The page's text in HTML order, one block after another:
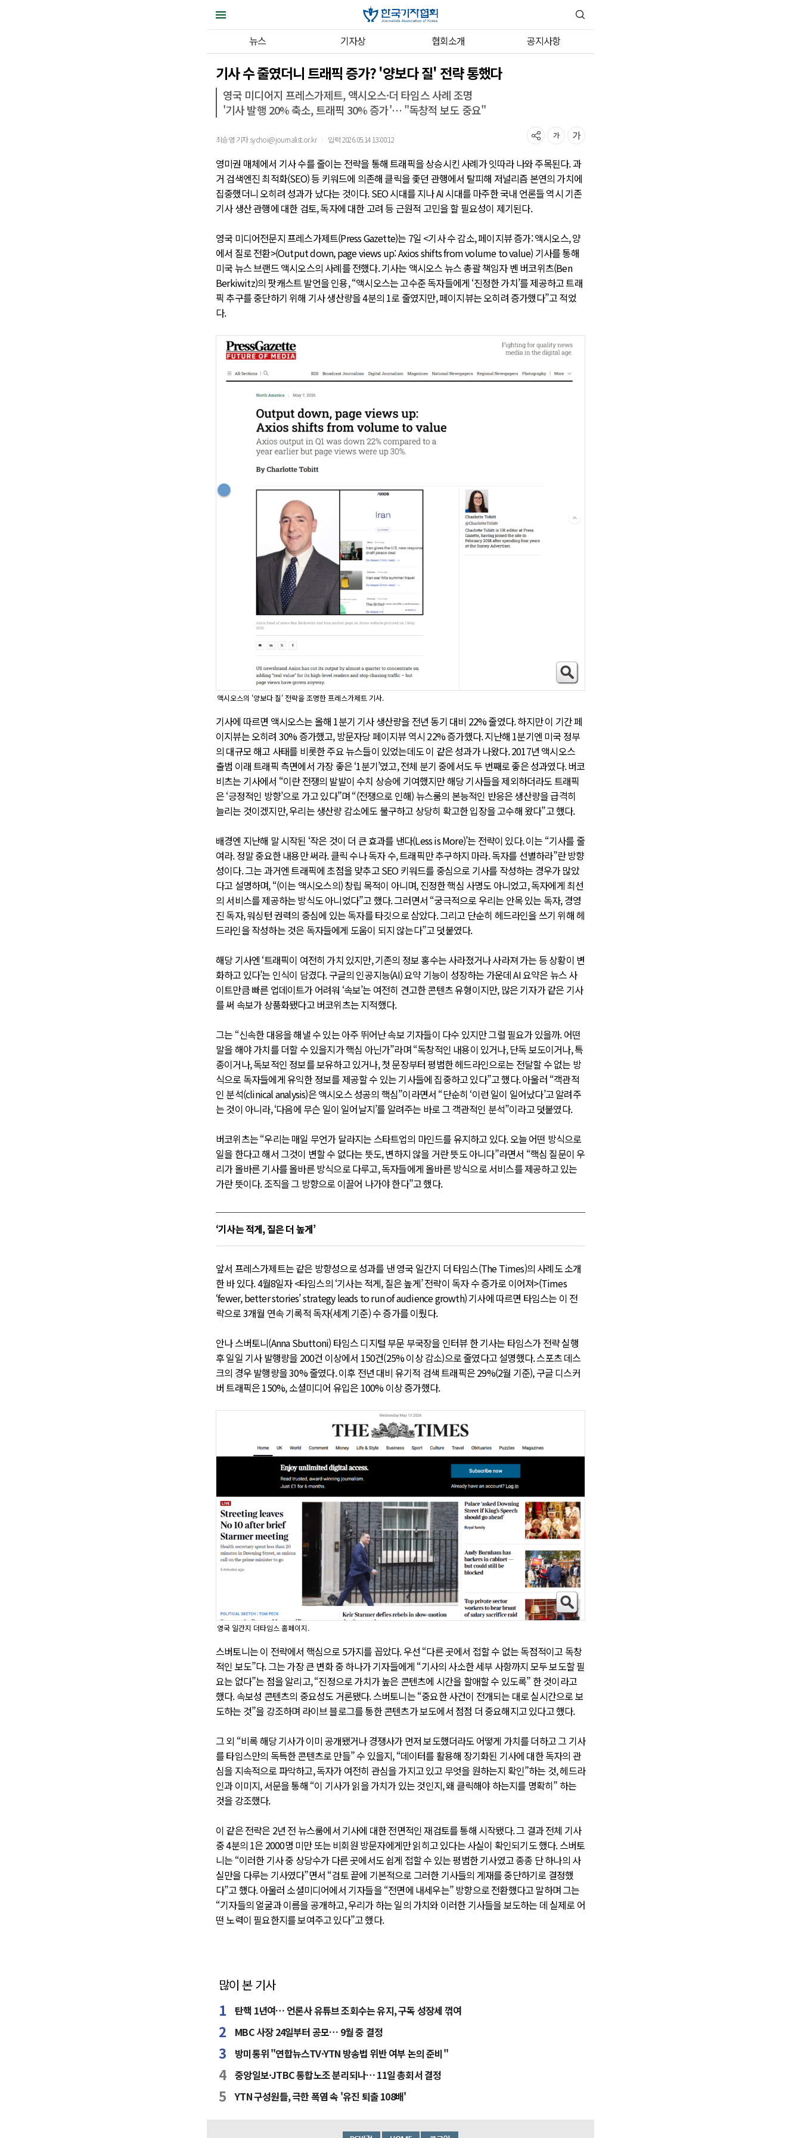
뉴스 기자상 협회소개 공지사항
기사 수 줄였더니 트래픽 증가? '양보다 질' 전략 통했다
영국 미디어지 프레스가제트, 액시오스·더 타임스 사례 조명
'기사 발행 20% 축소, 트래픽 30% 증가'… "독창적 보도 중요"
최승영 기자 sychoi@journalist.or.kr ｜ 입력 2026.05.14 13:00:12
영미권 매체에서 기사 수를 줄이는 전략을 통해 트래픽을 상승시킨 사례가 잇따라 나와 주목된다. 과
거 검색엔진 최적화(SEO) 등 키워드에 의존해 클릭을 좇던 관행에서 탈피해 저널리즘 본연의 가치에
집중했더니 오히려 성과가 났다는 것이다. SEO 시대를 지나 AI 시대를 마주한 국내 언론들 역시 기존
기사 생산 관행에 대한 검토, 독자에 대한 고려 등 근원적 고민을 할 필요성이 제기된다.
영국 미디어전문지 프레스가제트(Press Gazette)는 7일 <기사 수 감소, 페이지뷰 증가: 액시오스, 양
에서 질로 전환>(Output down, page views up: Axios shifts from volume to value) 기사를 통해
미국 뉴스 브랜드 액시오스의 사례를 전했다. 기사는 액시오스 뉴스 총괄 책임자 벤 버코위츠(Ben
Berkiwitz)의 팟캐스트 발언을 인용, “액시오스는 고수준 독자들에게 ‘진정한 가치’를 제공하고 트래
픽 추구를 중단하기 위해 기사 생산량을 4분의 1로 줄였지만, 페이지뷰는 오히려 증가했다”고 적었
다.
액시오스의 '양보다 질' 전략을 조명한 프레스가제트 기사.
기사에 따르면 액시오스는 올해 1분기 기사 생산량을 전년 동기 대비 22% 줄였다. 하지만 이 기간 페
이지뷰는 오히려 30% 증가했고, 방문자당 페이지뷰 역시 22% 증가했다. 지난해 1분기엔 미국 정부
의 대규모 해고 사태를 비롯한 주요 뉴스들이 있었는데도 이 같은 성과가 나왔다. 2017년 액시오스
출범 이래 트래픽 측면에서 가장 좋은 ‘1분기’였고, 전체 분기 중에서도 두 번째로 좋은 성과였다. 버코
비츠는 기사에서 “이란 전쟁의 발발이 수치 상승에 기여했지만 해당 기사들을 제외하더라도 트래픽
은 ‘긍정적인 방향’으로 가고 있다”며 “(전쟁으로 인해) 뉴스룸의 본능적인 반응은 생산량을 급격히
늘리는 것이겠지만, 우리는 생산량 감소에도 불구하고 상당히 확고한 입장을 고수해 왔다”고 했다.
배경엔 지난해 말 시작된 ‘작은 것이 더 큰 효과를 낸다(Less is More)’는 전략이 있다. 이는 “기사를 줄
여라. 정말 중요한 내용만 써라. 클릭 수나 독자 수, 트래픽만 추구하지 마라. 독자를 선별하라”란 방향
성이다. 그는 과거엔 트래픽에 초점을 맞추고 SEO 키워드를 중심으로 기사를 작성하는 경우가 많았
다고 설명하며, “(이는 액시오스의) 창립 목적이 아니며, 진정한 핵심 사명도 아니었고, 독자에게 최선
의 서비스를 제공하는 방식도 아니었다”고 했다. 그러면서 “궁극적으로 우리는 안목 있는 독자, 경영
진 독자, 워싱턴 권력의 중심에 있는 독자를 타깃으로 삼았다. 그리고 단순히 헤드라인을 쓰기 위해 헤
드라인을 작성하는 것은 독자들에게 도움이 되지 않는다”고 덧붙였다.
해당 기사엔 ‘트래픽이 여전히 가치 있지만, 기존의 정보 홍수는 사라졌거나 사라져 가는 등 상황이 변
화하고 있다’는 인식이 담겼다. 구글의 인공지능(AI) 요약 기능이 성장하는 가운데 AI 요약은 뉴스 사
이트만큼 빠른 업데이트가 어려워 ‘속보’는 여전히 견고한 콘텐츠 유형이지만, 많은 기자가 같은 기사
를 써 속보가 상품화됐다고 버코위츠는 지적했다.
그는 “신속한 대응을 해낼 수 있는 아주 뛰어난 속보 기자들이 다수 있지만 그럴 필요가 있을까. 어떤
말을 해야 가치를 더할 수 있을지가 핵심 아닌가”라며 “독창적인 내용이 있거나, 단독 보도이거나, 특
종이거나, 독보적인 정보를 보유하고 있거나, 첫 문장부터 평범한 헤드라인으로는 전달할 수 없는 방
식으로 독자들에게 유익한 정보를 제공할 수 있는 기사들에 집중하고 있다”고 했다. 아울러 “객관적
인 분석(clinical analysis)은 액시오스 성공의 핵심”이라면서 “단순히 ‘이런 일이 일어났다’고 알려주
는 것이 아니라, ‘다음에 무슨 일이 일어날지’를 알려주는 바로 그 객관적인 분석”이라고 덧붙였다.
버코위츠는 “우리는 매일 무언가 달라지는 스타트업의 마인드를 유지하고 있다. 오늘 어떤 방식으로
일을 한다고 해서 그것이 변할 수 없다는 뜻도, 변하지 않을 거란 뜻도 아니다”라면서 “핵심 질문이 우
리가 올바른 기사를 올바른 방식으로 다루고, 독자들에게 올바른 방식으로 서비스를 제공하고 있는
가란 뜻이다. 조직을 그 방향으로 이끌어 나가야 한다”고 했다.
‘기사는 적게, 질은 더 높게’
앞서 프레스가제트는 같은 방향성으로 성과를 낸 영국 일간지 더 타임스(The Times)의 사례도 소개
한 바 있다. 4월8일자 <타임스의 ‘기사는 적게, 질은 높게’ 전략이 독자 수 증가로 이어져>(Times
‘fewer, better stories’ strategy leads to run of audience growth) 기사에 따르면 타임스는 이 전
략으로 3개월 연속 기록적 독자(세계 기준) 수 증가를 이뤘다.
안나 스버토니(Anna Sbuttoni) 타임스 디지털 부문 부국장을 인터뷰 한 기사는 타임스가 전략 실행
후 일일 기사 발행량을 200건 이상에서 150건(25% 이상 감소)으로 줄였다고 설명했다. 스포츠 데스
크의 경우 발행량을 30% 줄였다. 이후 전년 대비 유기적 검색 트래픽은 29%(2월 기준), 구글 디스커
버 트래픽은 150%, 소셜미디어 유입은 100% 이상 증가했다.
영국 일간지 더타임스 홈페이지.
스버토니는 이 전략에서 핵심으로 5가지를 꼽았다. 우선 “다른 곳에서 접할 수 없는 독점적이고 독창
적인 보도”다. 그는 가장 큰 변화 중 하나가 기자들에게 “기사의 사소한 세부 사항까지 모두 보도할 필
요는 없다”는 점을 알리고, “진정으로 가치가 높은 콘텐츠에 시간을 할애할 수 있도록” 한 것이라고
했다. 속보성 콘텐츠의 중요성도 거론됐다. 스버토니는 “중요한 사건이 전개되는 대로 실시간으로 보
도하는 것”을 강조하며 라이브 블로그를 통한 콘텐츠가 보도에서 점점 더 중요해지고 있다고 했다.
그 외 “비록 해당 기사가 이미 공개됐거나 경쟁사가 먼저 보도했더라도 어떻게 가치를 더하고 그 기사
를 타임스만의 독특한 콘텐츠로 만들” 수 있을지, “데이터를 활용해 장기화된 기사에 대한 독자의 관
심을 지속적으로 파악하고, 독자가 여전히 관심을 가지고 있고 무엇을 원하는지 확인”하는 것, 헤드라
인과 이미지, 서문을 통해 “이 기사가 읽을 가치가 있는 것인지, 왜 클릭해야 하는지를 명확히” 하는
것을 강조했다.
이 같은 전략은 2년 전 뉴스룸에서 기사에 대한 전면적인 재검토를 통해 시작됐다. 그 결과 전체 기사
중 4분의 1은 2000명 미만 또는 비회원 방문자에게만 읽히고 있다는 사실이 확인되기도 했다. 스버토
니는 “이러한 기사 중 상당수가 다른 곳에서도 쉽게 접할 수 있는 평범한 기사였고 종종 단 하나의 사
실만을 다루는 기사였다”면서 “검토 끝에 기본적으로 그러한 기사들의 게재를 중단하기로 결정했
다”고 했다. 아울러 소셜미디어에서 기자들을 “전면에 내세우는” 방향으로 전환했다고 말하며 그는
“기자들의 얼굴과 이름을 공개하고, 우리가 하는 일의 가치와 이러한 기사들을 보도하는 데 실제로 어
떤 노력이 필요한지를 보여주고 있다”고 했다.
많이 본 기사
탄핵 1년여… 언론사 유튜브 조회수는 유지, 구독 성장세 꺾여
MBC 사장 24일부터 공모… 9월 중 결정
방미통위 "연합뉴스TV·YTN 방송법 위반 여부 논의 준비"
중앙일보·JTBC 통합노조 분리되나… 11일 총회서 결정
YTN 구성원들, 극한 폭염 속 '유진 퇴출 108배'